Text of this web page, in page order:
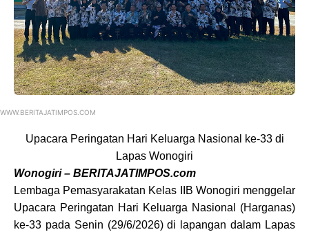
WWW.BERITAJATIMPOS.COM
Upacara Peringatan Hari Keluarga Nasional ke-33 di
Lapas Wonogiri
Wonogiri – BERITAJATIMPOS.com
Lembaga Pemasyarakatan Kelas IIB Wonogiri menggelar
Upacara Peringatan Hari Keluarga Nasional (Harganas)
ke-33 pada Senin (29/6/2026) di lapangan dalam Lapas